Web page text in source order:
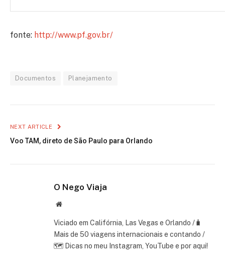
fonte: http://www.pf.gov.br/
Documentos Planejamento
NEXT ARTICLE
Voo TAM, direto de São Paulo para Orlando
O Nego Viaja
Website
Viciado em Califórnia, Las Vegas e Orlando /🧳
Mais de 50 viagens internacionais e contando /
🗺 Dicas no meu Instagram, YouTube e por aqui!